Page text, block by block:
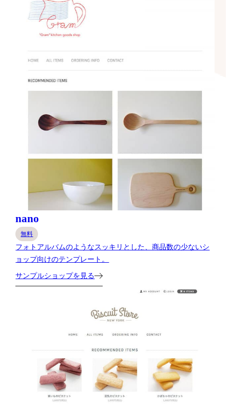
nano
無料
フォトアルバムのようなスッキリとした、商品数の少ないシ
ョップ向けのテンプレート。
サンプルショップを見る